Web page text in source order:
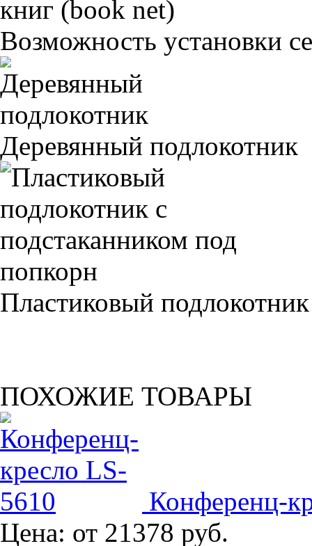
Возможность установки
Деревянный подлокотник
Пластиковый
ПОХОЖИЕ ТОВАРЫ
Конференц-
Цена: от 21378 руб.